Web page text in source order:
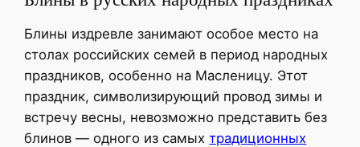
Блины издревле занимают особое место на
столах российских семей в период народных
праздников, особенно на Масленицу. Этот
праздник, символизирующий провод зимы и
встречу весны, невозможно представить без
блинов — одного из самыхтрадиционных